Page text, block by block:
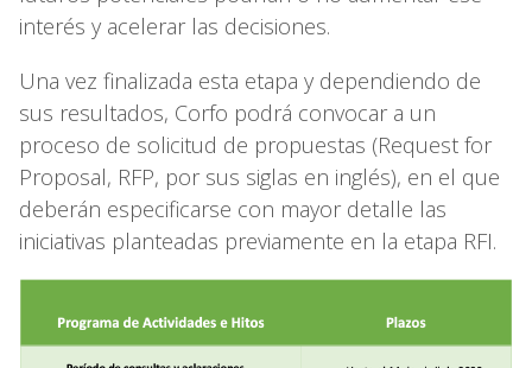
interés y acelerar las decisiones.
Una vez finalizada esta etapa y dependiendo de
sus resultados, Corfo podrá convocar a un
proceso de solicitud de propuestas (Request for
Proposal, RFP, por sus siglas en inglés), en el que
deberán especificarse con mayor detalle las
iniciativas planteadas previamente en la etapa RFI.